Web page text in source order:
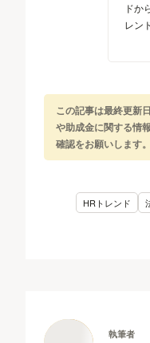
ドか
レン
この記事は最終更新
や助成金に関する情
確認をお願いします。
HRトレンド
執筆者